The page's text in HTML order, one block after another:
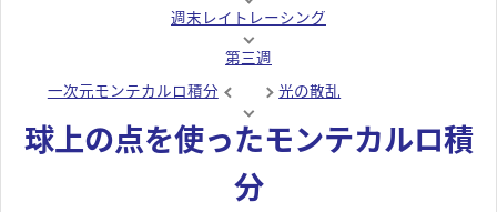
週末レイトレーシング
第三週
一次元モンテカルロ積分
光の散乱
球上の点を使ったモンテカルロ積
分